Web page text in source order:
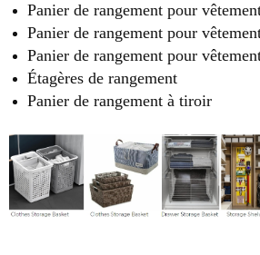
Panier de rangement pour
Panier de rangement pour
Panier de rangement pour
Étagères de
Panier de rangement à tiroir